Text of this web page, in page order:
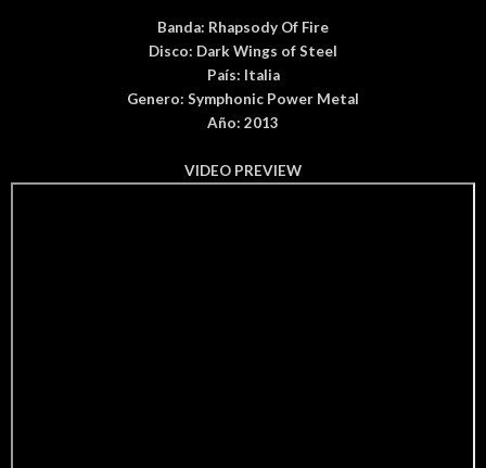
Banda: Rhapsody Of Fire
Disco: Dark Wings of Steel
País: Italia
Genero: Symphonic Power Metal
Año: 2013
VIDEO PREVIEW